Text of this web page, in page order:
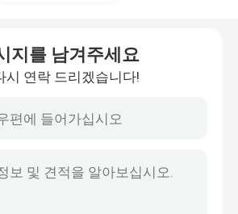
지를 남겨주세요
시 연락 드리겠습니다!